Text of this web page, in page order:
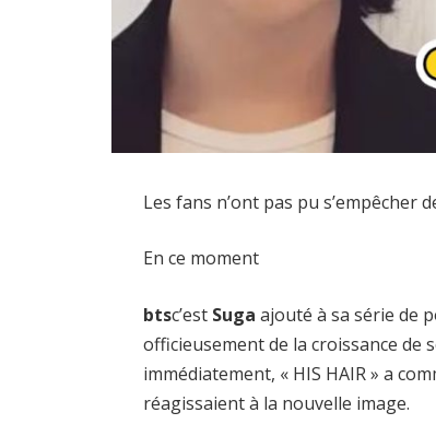
Les fans n’ont pas pu s’empêcher
En ce moment
btsc’est Suga ajouté à sa série de
officieusement de la croissance de
immédiatement, « HIS HAIR » a
réagissaient à la nouvelle image.